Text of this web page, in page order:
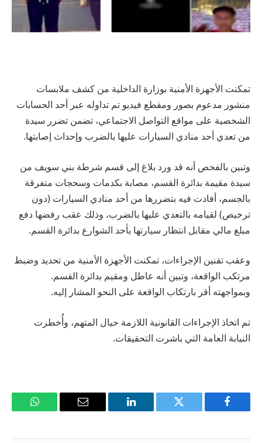
تمكنت الأجهزة الأمنية بوزارة الداخلية من كشف ملابسات
منشور مدعوم بصور ومقطع فيديو تم تداوله عبر أحد الحسابات
الشخصية على مواقع التواصل الاجتماعي، تضمن تضرر سيدة
من تعدي أحد منادي السيارات عليها بالضرب وإحداث إصابتها.
وتبين بالفحص أنه قد ورد بلاغ إلى قسم شرطة بني سويف من
سيدة مقيمة بدائرة القسم، مصابة بكدمات وسحجات متفرقة
بالجسم، أفادت فيه بتضررها من أحد منادي السيارات (دون
ترخيص) لقيامه بالتعدي عليها بالضرب، وذلك عقب رفضها دفع
مبلغ مالي مقابل انتظار سيارتها بأحد الشوارع بدائرة القسم.
وعقب تقنين الإجراءات، تمكنت الأجهزة الأمنية من تحديد وضبط
مرتكب الواقعة، وتبين أنه عاطل ومقيم بدائرة القسم.
وبمواجهته أقر بارتكاب الواقعة على النحو المشار إليه.
تم اتخاذ الإجراءات القانونية اللازمة حيال المتهم، وأُخطرت
النيابة العامة التي باشرت التحقيقات.
فيسبوك تويتر لينكدإن
البريد
واتساب